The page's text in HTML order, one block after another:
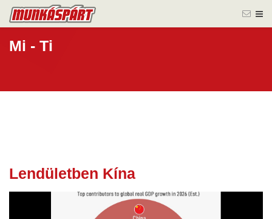
Mi - Ti
Lendületben Kína